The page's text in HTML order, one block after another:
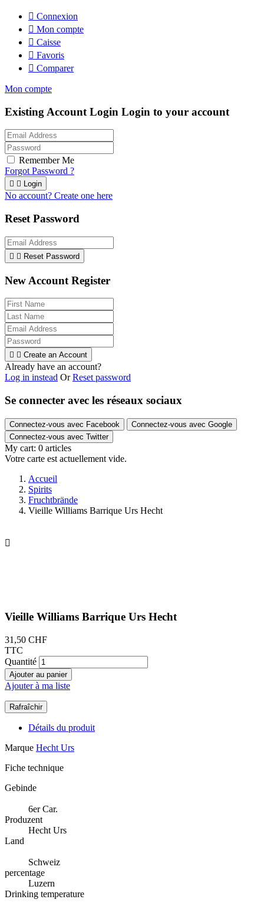
 Connexion
 Mon compte
 Caisse
 Favoris
 Comparer
Mon compte
Existing Account Login Login to your account
Remember Me
Forgot Password ?
  Login
No account? Create one here
Reset Password
  Reset Password
New Account Register
  Create an Account
Already have an account?
Log in instead OrReset password
Se connecter avec les réseaux sociaux
Connectez-vous avec Facebook
Connectez-vous avec Google
Connectez-vous avec Twitter
My cart: 0 articles
Votre carte est actuellement vide.
Accueil
Spirits
Fruchtbrände
Vieille Williams Barrique Urs Hecht

Vieille Williams Barrique Urs Hecht
31,50 CHF
TTC
Quantité
Ajouter au panier
Ajouter à ma liste
Détails du produit
Marque Hecht Urs
Fiche technique
Gebinde
6er Car.
Produzent
Hecht Urs
Land
Schweiz
percentage
Luzern
Drinking temperature